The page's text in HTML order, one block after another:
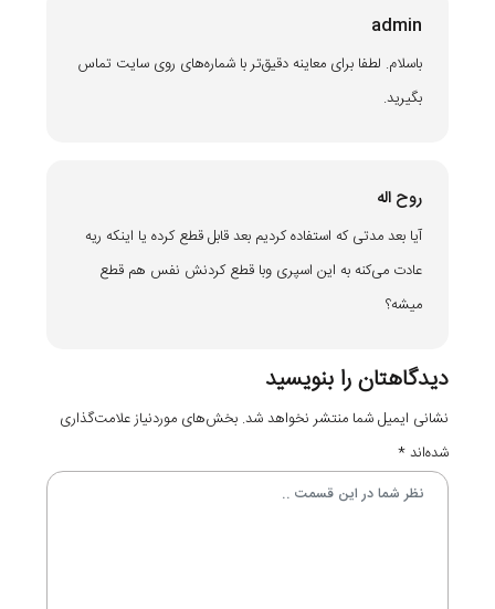
admin
باسلام. لطفا برای معاینه دقیق‌تر با شماره‌های روی سایت تماس
بگیرید.
روح اله
آیا بعد مدتی که استفاده کردیم بعد قابل قطع کرده یا اینکه ریه
عادت می‌کنه به این اسپری وبا قطع کردنش نفس هم قطع
میشه؟
دیدگاهتان را بنویسید
نشانی ایمیل شما منتشر نخواهد شد. بخش‌های موردنیاز علامت‌گذاری
شده‌اند*